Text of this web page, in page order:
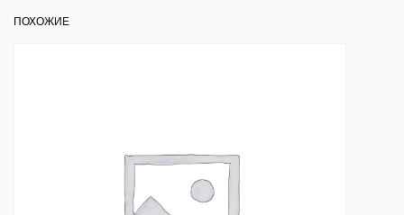
ПОХОЖИЕ